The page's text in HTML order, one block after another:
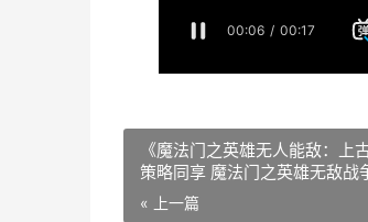
《魔法门之英雄无人能敌：上
策略同享 魔法门之英雄无敌战
« 上一篇